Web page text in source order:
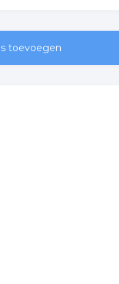
toevoegen